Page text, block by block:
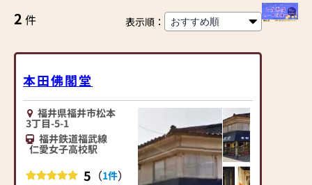
2 件 表示順：
本田佛閣堂
福井県福井市松本
3丁目-5-1
福井鉄道福武線
仁愛女子高校駅
5 （1件）